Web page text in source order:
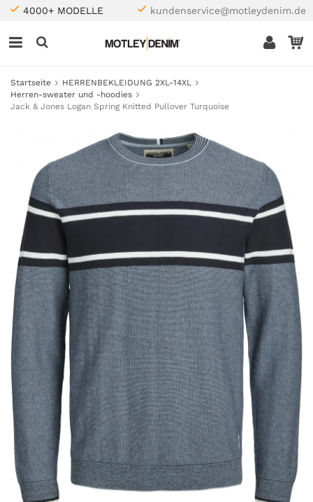
4000+ MODELLE kundenservice@motleydenim.de
Startseite
HERRENBEKLEIDUNG 2XL-14XL
Herren-sweater und -hoodies
Jack & Jones Logan Spring Knitted Pullover Turquoise